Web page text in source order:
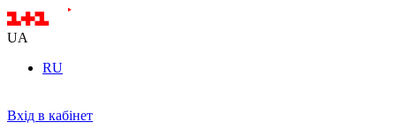
UA
RU
Вхід в кабінет